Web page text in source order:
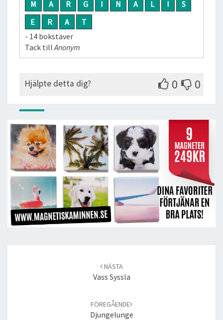
M A R G I N A L I
S
E
R A
T
- 14 bokstäver
Tack tillAnonym
Hjälpte detta dig? 0 0
NÄSTA
Vass Syssla
FÖREGÅENDE
Djungelunge